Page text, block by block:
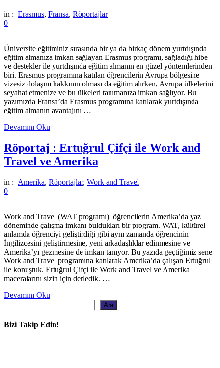
in : Erasmus, Fransa, Röportajlar
0
Üniversite eğitiminiz sırasında bir ya da birkaç dönem yurtdışında
eğitim almanıza imkan sağlayan Erasmus programı, sağladığı hibe
ve destekler ile yurtdışında eğitim almanın en güzel yöntemlerinden
biri. Erasmus programına katılan öğrencilerin Avrupa bölgesine
vizesiz dolaşım hakkının olması da eğitim alırken, Avrupa ülkelerini
seyahat etmenize ve bu ülkeleri tanımanıza imkan sağlıyor. Bu
yazımızda Fransa’da Erasmus programına katılarak yurtdışında
eğitim almanın avantajını …
Devamını Oku
Röportaj : Ertuğrul Çifçi ile Work and
Travel ve Amerika
in : Amerika, Röportajlar, Work and Travel
0
Work and Travel (WAT programı), öğrencilerin Amerika’da yaz
döneminde çalışma imkanı buldukları bir program. WAT, kültürel
anlamda öğrenciyi geliştirdiği gibi aynı zamanda öğrencinin
İngilizcesini geliştirmesine, yeni arkadaşlıklar edinmesine ve
Amerika’yı gezmesine de imkan tanıyor. Bu yazıda geçtiğimiz sene
Work and Travel programına katılarak Amerika’da çalışan Ertuğrul
ile konuştuk. Ertuğrul Çifçi ile Work and Travel ve Amerika
maceralarını sizin için derledik. …
Devamını Oku
Ara
Bizi Takip Edin!